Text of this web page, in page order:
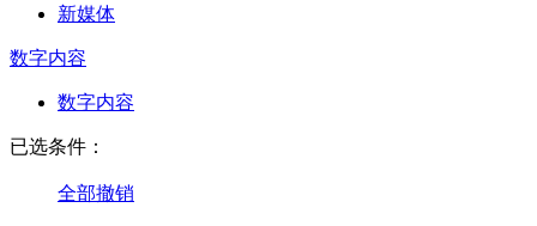
新媒体
数字内容
数字内容
已选条件：
全部撤销